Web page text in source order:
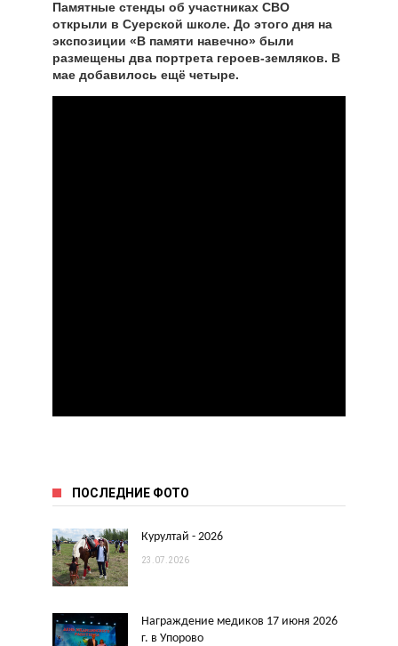
Памятные стенды об участниках СВО
открыли в Суерской школе. До этого дня на
экспозиции «В памяти навечно» были
размещены два портрета героев-земляков. В
мае добавилось ещё четыре.
ПОСЛЕДНИЕ ФОТО
Курултай - 2026
23.07.2026
Награждение медиков 17 июня 2026
г. в Упорово